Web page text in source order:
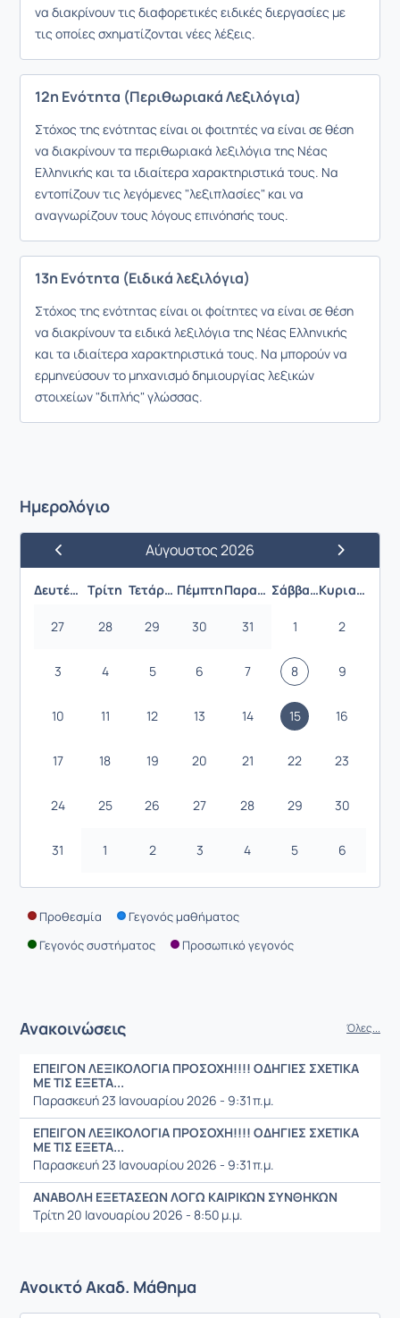
να διακρίνουν τις διαφορετικές ειδικές διεργασίες με
τις οποίες σχηματίζονται νέες λέξεις.
12η Ενότητα (Περιθωριακά Λεξιλόγια)
Στόχος της ενότητας είναι οι φοιτητές να είναι σε θέση
να διακρίνουν τα περιθωριακά λεξιλόγια της Νέας
Ελληνικής και τα ιδιαίτερα χαρακτηριστικά τους. Να
εντοπίζουν τις λεγόμενες "λεξιπλασίες" και να
αναγνωρίζουν τους λόγους επινόησής τους.
13η Ενότητα (Ειδικά λεξιλόγια)
Στόχος της ενότητας είναι οι φοίτητες να είναι σε θέση
να διακρίνουν τα ειδικά λεξιλόγια της Νέας Ελληνικής
και τα ιδιαίτερα χαρακτηριστικά τους. Να μπορούν να
ερμηνεύσουν το μηχανισμό δημιουργίας λεξικών
στοιχείων "διπλής" γλώσσας.
Ημερολόγιο
Προηγούμενος ΜήναςΑύγουστος 2026
Επόμενος
Δευτέρα Τρίτη Τετάρτη Πέμπτη Παρασκευή Σάββατο Κυριακή
27 28 29 30 31 1 2
3 4 5 6 7 8 9
10 11 12 13 14 15 16
17 18 19 20 21 22 23
24 25 26 27 28 29 30
31 1 2 3 4 5 6
Προθεσμία
Γεγονός μαθήματος
Γεγονός συστήματος
Προσωπικό γεγονός
Ανακοινώσεις Όλες...
ΕΠΕΙΓΟΝ ΛΕΞΙΚΟΛΟΓΙΑ ΠΡΟΣΟΧΗ!!!! ΟΔΗΓΙΕΣ ΣΧΕΤΙΚΑ
ΜΕ ΤΙΣ ΕΞΕΤΑ...
Παρασκευή 23 Ιανουαρίου 2026 - 9:31 π.μ.
ΕΠΕΙΓΟΝ ΛΕΞΙΚΟΛΟΓΙΑ ΠΡΟΣΟΧΗ!!!! ΟΔΗΓΙΕΣ ΣΧΕΤΙΚΑ
ΜΕ ΤΙΣ ΕΞΕΤΑ...
Παρασκευή 23 Ιανουαρίου 2026 - 9:31 π.μ.
ΑΝΑΒΟΛΗ ΕΞΕΤΑΣΕΩΝ ΛΟΓΩ ΚΑΙΡΙΚΩΝ ΣΥΝΘΗΚΩΝ
Τρίτη 20 Ιανουαρίου 2026 - 8:50 μ.μ.
Ανοικτό Ακαδ. Μάθημα